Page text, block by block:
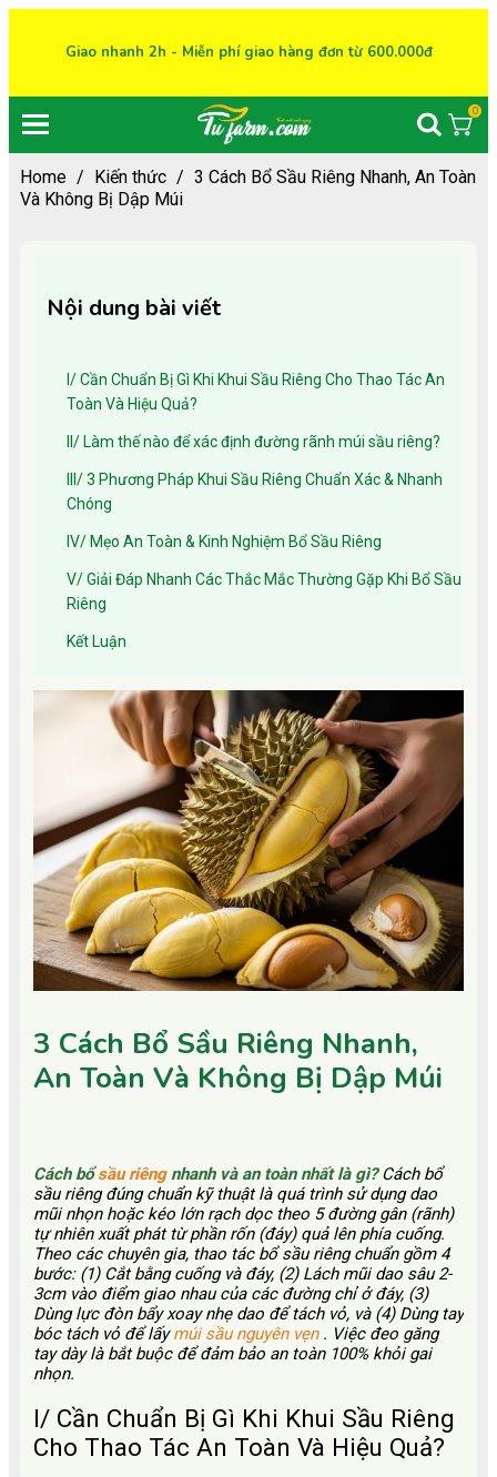
Giao nhanh 2h - Miễn phí giao hàng đơn từ 600.000đ
0
Home / Kiến thức / 3 Cách Bổ Sầu Riêng Nhanh, An Toàn
Và Không Bị Dập Múi
Nội dung bài viết
I/ Cần Chuẩn Bị Gì Khi Khui Sầu Riêng Cho Thao Tác An
Toàn Và Hiệu Quả?
II/ Làm thế nào để xác định đường rãnh múi sầu riêng?
III/ 3 Phương Pháp Khui Sầu Riêng Chuẩn Xác & Nhanh
Chóng
IV/ Mẹo An Toàn & Kinh Nghiệm Bổ Sầu Riêng
V/ Giải Đáp Nhanh Các Thắc Mắc Thường Gặp Khi Bổ Sầu
Riêng
Kết Luận
Cách bổsầu riêng nhanh và an toàn nhất là gì?Cách bổ
sầu riêng đúng chuẩn kỹ thuật là quá trình sử dụng dao
mũi nhọn hoặc kéo lớn rạch dọc theo 5 đường gân (rãnh)
tự nhiên xuất phát từ phần rốn (đáy) quả lên phía cuống.
Theo các chuyên gia, thao tác bổ sầu riêng chuẩn gồm 4
bước: (1) Cắt bằng cuống và đáy, (2) Lách mũi dao sâu 2-
3cm vào điểm giao nhau của các đường chỉ ở đáy, (3)
Dùng lực đòn bẩy xoay nhẹ dao để tách vỏ, và (4) Dùng tay
bóc tách vỏ để lấymúi sầu nguyên vẹn . Việc đeo găng
tay dày là bắt buộc để đảm bảo an toàn 100% khỏi gai
nhọn.
I/ Cần Chuẩn Bị Gì Khi Khui Sầu Riêng
Cho Thao Tác An Toàn Và Hiệu Quả?
3 Cách Bổ Sầu Riêng Nhanh,
An Toàn Và Không Bị Dập Múi